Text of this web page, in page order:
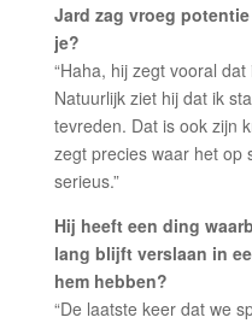
Jard zag vroeg
je?
“Haha, hij zegt vooral
Natuurlijk ziet hij dat ik
tevreden. Dat is ook zijn
zegt precies waar het op
serieus.”
Hij heeft een ding
lang blijft verslaan in
hem hebben?
“De laatste keer dat we